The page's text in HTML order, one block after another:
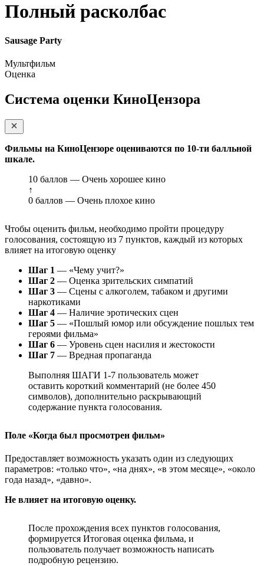
Полный расколбас
Sausage Party
Мультфильм
Оценка
Система оценки КиноЦензора
Фильмы на КиноЦензоре оцениваются по 10-ти балльной
шкале.
10 баллов — Очень хорошее кино
↑
0 баллов — Очень плохое кино
Чтобы оценить фильм, необходимо пройти процедуру
голосования, состоящую из 7 пунктов, каждый из которых
влияет на итоговую оценку
Шаг 1 — «Чему учит?»
Шаг 2 — Оценка зрительских симпатий
Шаг 3 — Сцены с алкоголем, табаком и другими
наркотиками
Шаг 4 — Наличие эротических сцен
Шаг 5 — «Пошлый юмор или обсуждение пошлых тем
героями фильма»
Шаг 6 — Уровень сцен насилия и жестокости
Шаг 7 — Вредная пропаганда
Выполняя ШАГИ 1-7 пользователь может
оставить короткий комментарий (не более 450
символов), дополнительно раскрывающий
содержание пункта голосования.
Поле «Когда был просмотрен фильм»
Предоставляет возможность указать один из следующих
параметров: «только что», «на днях», «в этом месяце», «около
года назад», «давно».
Не влияет на итоговую оценку.
После прохождения всех пунктов голосования,
формируется Итоговая оценка фильма, и
пользователь получает возможность написать
подробную рецензию.